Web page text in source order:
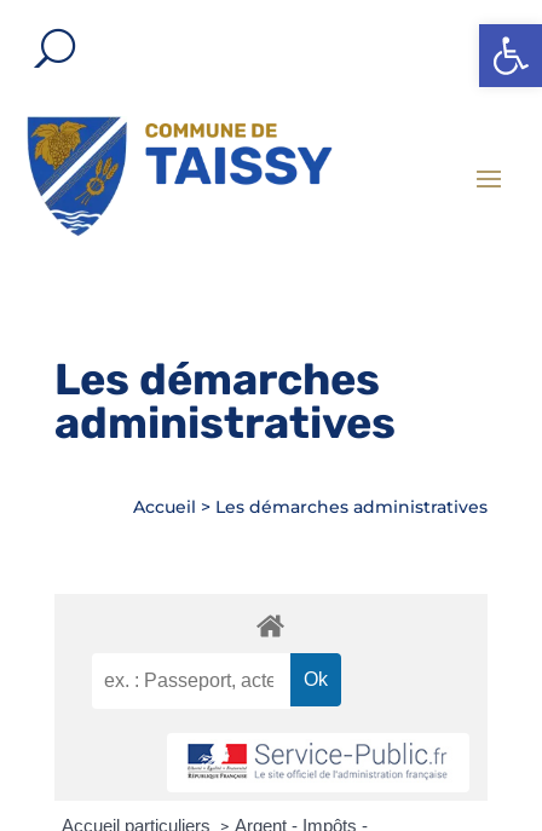
Ouvrir
Les démarches
administratives
Accueil > Les démarches administratives
Accueil particuliers > Argent - Impôts -